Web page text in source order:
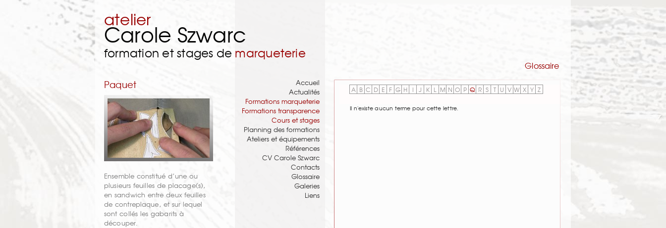
atelier
Carole Szwarc
formation et stages de marqueterie
Paquet
Ensemble constitué d’une ou
plusieurs feuilles de placage(s),
en sandwich entre deux feuilles
de contreplaque, et sur lequel
sont collés les gabarits à
découper.
Accueil
Actualités
Formations marqueterie
Formations transparence
Cours et stages
Planning des formations
Ateliers et équipements
Références
CV Carole Szwarc
Contacts
Glossaire
Galeries
Liens
Glossaire
A B C D E F G H I J K L M N O P Q R S T U V W X Y Z
Il n'existe aucun terme pour cette lettre.